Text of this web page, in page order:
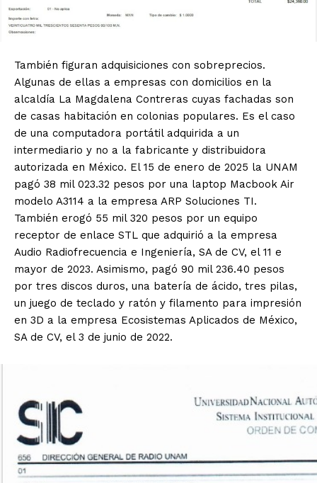
Luces
Del Siglo
También figuran adquisiciones con sobreprecios.
Algunas de ellas a empresas con domicilios en la
alcaldía La Magdalena Contreras cuyas fachadas son
de casas habitación en colonias populares. Es el caso
de una computadora portátil adquirida a un
intermediario y no a la fabricante y distribuidora
autorizada en México. El 15 de enero de 2025 la UNAM
pagó 38 mil 023.32 pesos por una laptop Macbook Air
modelo A3114 a la empresa ARP Soluciones TI.
También erogó 55 mil 320 pesos por un equipo
receptor de enlace STL que adquirió a la empresa
Audio Radiofrecuencia e Ingeniería, SA de CV, el 11 e
mayor de 2023. Asimismo, pagó 90 mil 236.40 pesos
por tres discos duros, una batería de ácido, tres pilas,
un juego de teclado y ratón y filamento para impresión
en 3D a la empresa Ecosistemas Aplicados de México,
SA de CV, el 3 de junio de 2022.